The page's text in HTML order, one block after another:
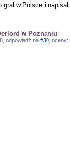
w Polsce i
w Poznaniu
odpowiedź na#30 , oceny: